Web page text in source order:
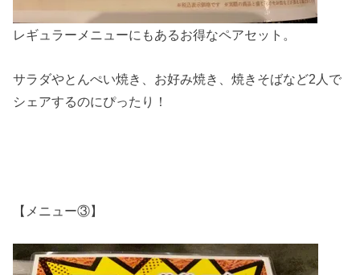
レギュラーメニューにもあるお得なペアセット。
サラダやとんぺい焼き、お好み焼き、焼きそばなど2人で
シェアするのにぴったり！
【メニュー③】